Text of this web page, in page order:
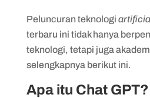
Peluncuran teknologi
terbaru ini tidak hanya
teknologi, tetapi juga
selengkapnya berikut ini.
Apa itu Chat GPT?